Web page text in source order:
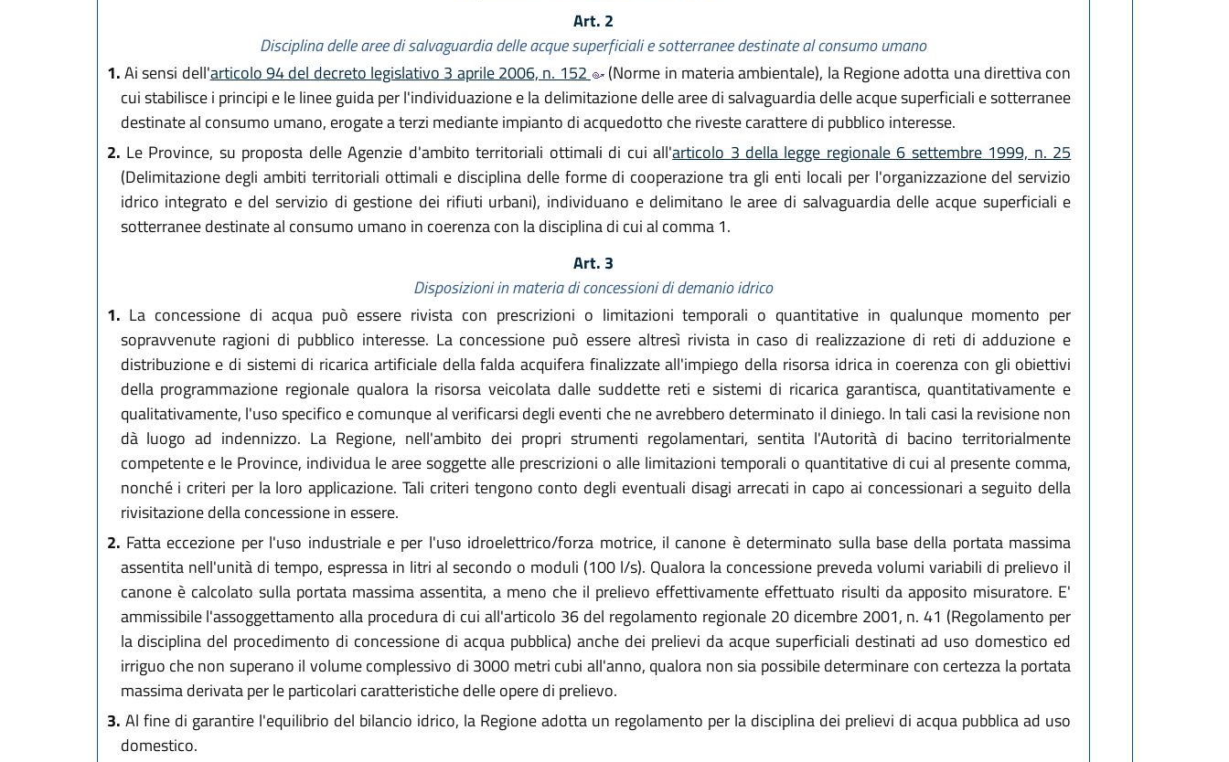
Art. 2
Disciplina delle aree di salvaguardia delle acque superficiali e sotterranee destinate al consumo umano
1.Ai sensi dell'articolo 94 del decreto legislativo 3 aprile 2006, n. 152
(Norme in materia ambientale), la Regione adotta una direttiva con
cui stabilisce i principi e le linee guida per l'individuazione e la delimitazione delle aree di salvaguardia delle acque superficiali e sotterranee
destinate al consumo umano, erogate a terzi mediante impianto di acquedotto che riveste carattere di pubblico interesse.
2. Le Province, su proposta delle Agenzie d'ambito territoriali ottimali di cui all'articolo 3 della legge regionale 6 settembre 1999, n. 25
(Delimitazione degli ambiti territoriali ottimali e disciplina delle forme di cooperazione tra gli enti locali per l'organizzazione del servizio
idrico integrato e del servizio di gestione dei rifiuti urbani), individuano e delimitano le aree di salvaguardia delle acque superficiali e
sotterranee destinate al consumo umano in coerenza con la disciplina di cui al comma 1.
Art. 3
Disposizioni in materia di concessioni di demanio idrico
1. La concessione di acqua può essere rivista con prescrizioni o limitazioni temporali o quantitative in qualunque momento per
sopravvenute ragioni di pubblico interesse. La concessione può essere altresì rivista in caso di realizzazione di reti di adduzione e
distribuzione e di sistemi di ricarica artificiale della falda acquifera finalizzate all'impiego della risorsa idrica in coerenza con gli obiettivi
della programmazione regionale qualora la risorsa veicolata dalle suddette reti e sistemi di ricarica garantisca, quantitativamente e
qualitativamente, l'uso specifico e comunque al verificarsi degli eventi che ne avrebbero determinato il diniego. In tali casi la revisione non
dà luogo ad indennizzo. La Regione, nell'ambito dei propri strumenti regolamentari, sentita l'Autorità di bacino territorialmente
competente e le Province, individua le aree soggette alle prescrizioni o alle limitazioni temporali o quantitative di cui al presente comma,
nonché i criteri per la loro applicazione. Tali criteri tengono conto degli eventuali disagi arrecati in capo ai concessionari a seguito della
rivisitazione della concessione in essere.
2. Fatta eccezione per l'uso industriale e per l'uso idroelettrico/forza motrice, il canone è determinato sulla base della portata massima
assentita nell'unità di tempo, espressa in litri al secondo o moduli (100 l/s). Qualora la concessione preveda volumi variabili di prelievo il
canone è calcolato sulla portata massima assentita, a meno che il prelievo effettivamente effettuato risulti da apposito misuratore. E'
ammissibile l'assoggettamento alla procedura di cui all'articolo 36 del regolamento regionale 20 dicembre 2001, n. 41 (Regolamento per
la disciplina del procedimento di concessione di acqua pubblica) anche dei prelievi da acque superficiali destinati ad uso domestico ed
irriguo che non superano il volume complessivo di 3000 metri cubi all'anno, qualora non sia possibile determinare con certezza la portata
massima derivata per le particolari caratteristiche delle opere di prelievo.
3. Al fine di garantire l'equilibrio del bilancio idrico, la Regione adotta un regolamento per la disciplina dei prelievi di acqua pubblica ad uso
domestico.